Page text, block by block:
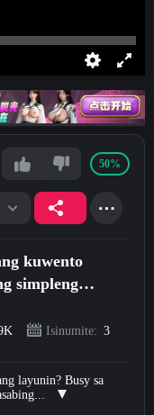
50%
⋯
kuwento
simpleng
sa
Isinumite: 3
layunin? Busy sa